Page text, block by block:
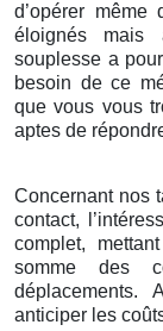
d’opérer
éloignés mais
souplesse a
besoin de ce
que vous vous
aptes de
Concernant nos
contact,
complet,
somme des
déplacements.
anticiper les